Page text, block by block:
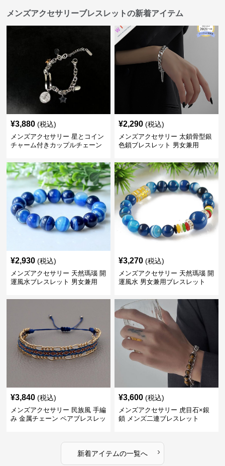
メンズアクセサリーブレスレットの新着アイテム
¥3,880 (税込)
メンズアクセサリー 星とコイン
チャーム付きカップルチェーン
¥2,290 (税込)
メンズアクセサリー 太鎖骨型銀
色鎖ブレスレット 男女兼用
¥2,930 (税込)
メンズアクセサリー 天然瑪瑙 開
運風水ブレスレット 男女兼用
¥3,270 (税込)
メンズアクセサリー 天然瑪瑙 開
運風水 男女兼用ブレスレット
¥3,840 (税込)
メンズアクセサリー 民族風 手編
み 金属チェーン ペアブレスレッ
¥3,600 (税込)
メンズアクセサリー 虎目石×銀
鎖 メンズ二連ブレスレット
新着アイテムの一覧へ ›